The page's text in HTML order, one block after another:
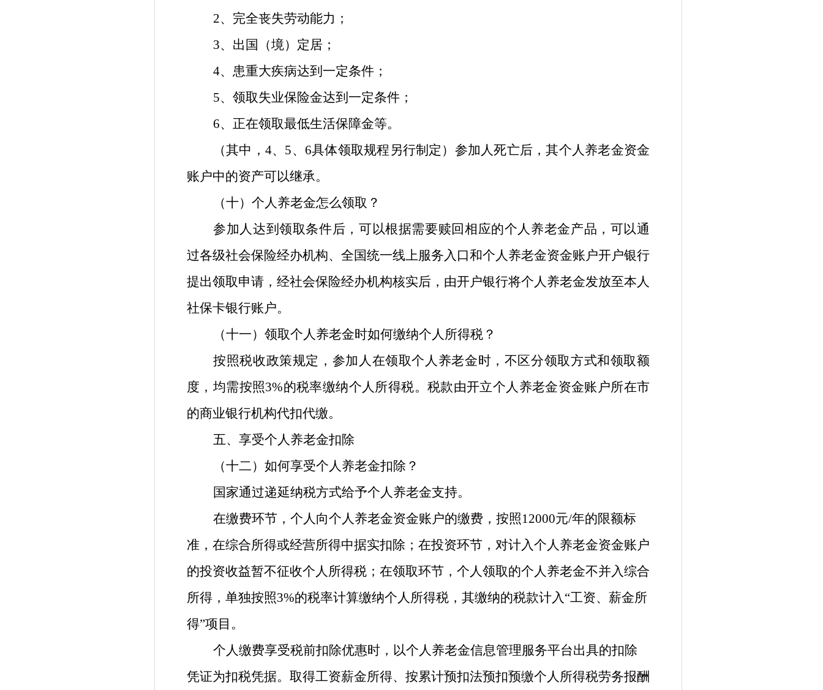
2、完全丧失劳动能力；
3、出国（境）定居；
4、患重大疾病达到一定条件；
5、领取失业保险金达到一定条件；
6、正在领取最低生活保障金等。
（其中， 4、5、6具体领取规程另行制定）参加人死亡后，其个人养老金资金
账户中的资产可以继承。
（十）个人养老金怎么领取？
参加人达到领取条件后，可以根据需要赎回相应的个人养老金产品，可以通
过各级社会保险经办机构、全国统一线上服务入口和个人养老金资金账户开户银行
提出领取申请，经社会保险经办机构核实后，由开户银行将个人养老金发放至本人
社保卡银行账户。
（十一）领取个人养老金时如何缴纳个人所得税？
按照税收政策规定，参加人在领取个人养老金时，不区分领取方式和领取额
度，均需按照3%的税率缴纳个人所得税。税款由开立个人养老金资金账户所在市
的商业银行机构代扣代缴。
五、 享受个人养老金扣除
（十二）如何享受个人养老金扣除？
国家通过递延纳税方式给予个人养老金支持。
在缴费环节，个人向个人养老金资金账户的缴费，按照12000元/年的限额标
准，在综合所得或经营所得中据实扣除；在投资环节，对计入个人养老金资金账户
的投资收益暂不征收个人所得税；在领取环节，个人领取的个人养老金不并入综合
所得，单独按照3%的税率计算缴纳个人所得税，其缴纳的税款计入“工资、薪金所
得”项目。
个人缴费享受税前扣除优惠时，以个人养老金信息管理服务平台出具的扣除
凭证为扣税凭据。取得工资薪金所得、按累计预扣法预扣预缴个人所得税劳务报酬